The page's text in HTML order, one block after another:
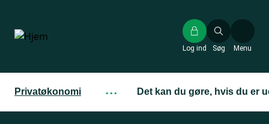
hovedindhold
Søg
Log ind Menu
Privatøkonomi ··· Det kan du gøre, hvis du er